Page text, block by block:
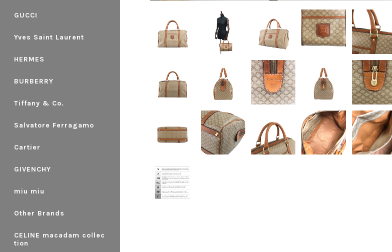
GUCCI
Yves Saint Laurent
HERMES
BURBERRY
Tiffany & Co.
Salvatore Ferragamo
Cartier
GIVENCHY
miu miu
Other Brands
CELINE macadam collec
tion